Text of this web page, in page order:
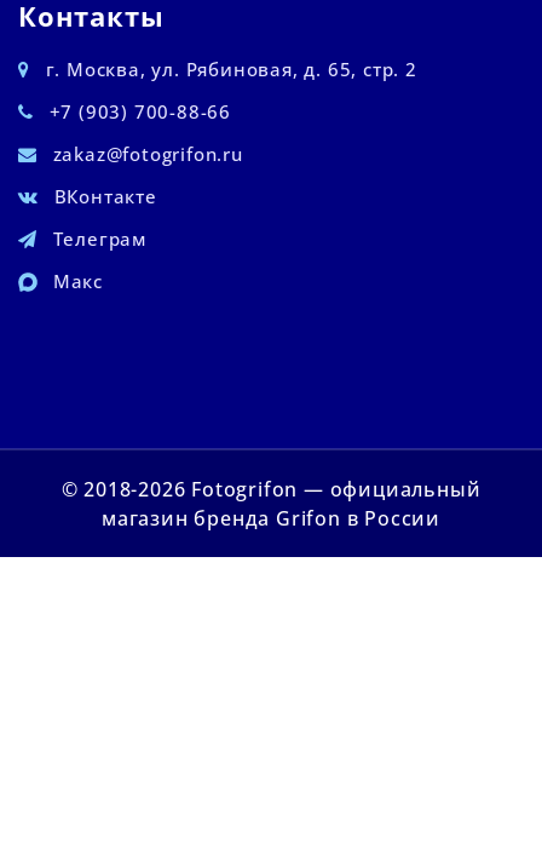
Контакты
г. Москва, ул. Рябиновая, д. 65, стр. 2
+7 (903) 700-88-66
zakaz@fotogrifon.ru
ВКонтакте
Телеграм
Макс
© 2018-2026 Fotogrifon — официальный
магазин бренда Grifon в России